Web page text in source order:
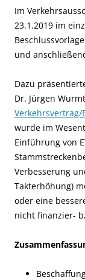
Im
23.1.2019 im
und
Dazu
Dr. Jürgen
Verkehrsvertrag/
wurde im
Einführung von
Verbesserung
Takterhöhung)
oder eine
nicht finanzier-